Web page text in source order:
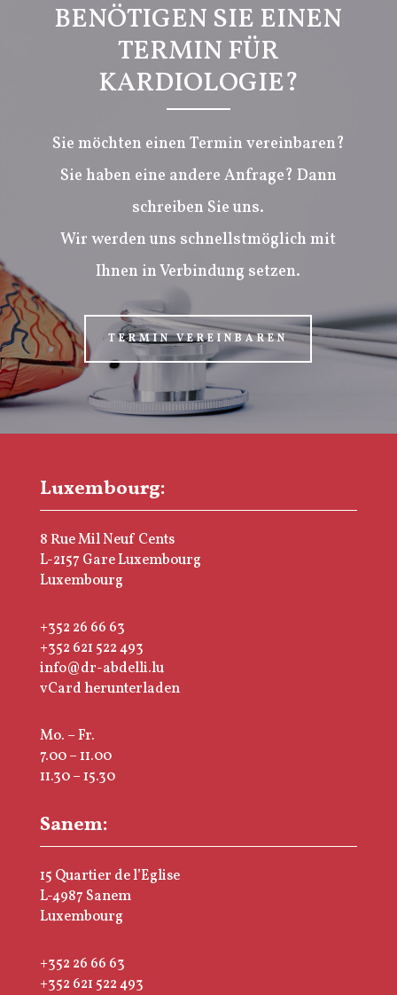
BENÖTIGEN SIE EINEN
TERMIN FÜR
KARDIOLOGIE?
Sie möchten einen Termin vereinbaren?
Sie haben eine andere Anfrage? Dann
schreiben Sie uns.
Wir werden uns schnellstmöglich mit
Ihnen in Verbindung setzen.
TERMIN VEREINBAREN
Luxembourg:
8 Rue Mil Neuf Cents
L-2157 Gare Luxembourg
Luxembourg
+352 26 66 63
+352 621 522 493
info@dr-abdelli.lu
vCard herunterladen
Mo. – Fr.
7.00 – 11.00
11.30 – 15.30
Sanem:
15 Quartier de l’Eglise
L-4987 Sanem
Luxembourg
+352 26 66 63
+352 621 522 493